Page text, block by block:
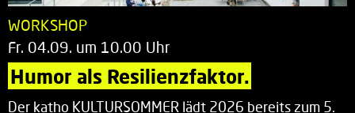
WORKSHOP
Fr. 04.09. um 10.00 Uhr
Humor als Resilienzfaktor.
Der katho KULTURSOMMER lädt 2026 bereits zum 5.